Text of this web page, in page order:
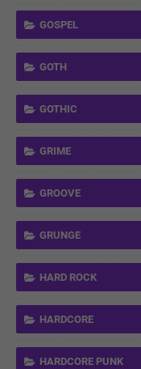
GOSPEL
GOTH
GOTHIC
GRIME
GROOVE
GRUNGE
HARD ROCK
HARDCORE
HARDCORE PUNK